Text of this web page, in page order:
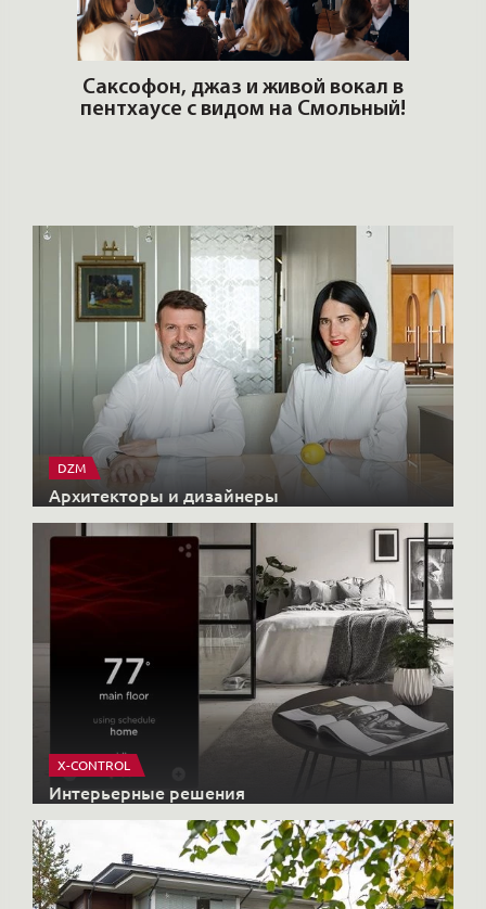
Саксофон, джаз и живой вокал в
пентхаусе с видом на Смольный!
DZM
Архитекторы и дизайнеры
X-CONTROL
Интерьерные решения